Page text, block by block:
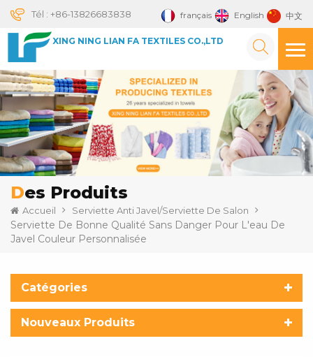
français English 中文
Tél : +86-13826683838
XING NING LIAN FA TEXTILES CO.,LTD
Des Produits
Accueil Serviette Anti Javel/serviette De Salon
Serviette De Bonne Qualité Sans Danger Pour L'eau De
Javel Couleur Personnalisée
Catégories
Nouveaux Produits